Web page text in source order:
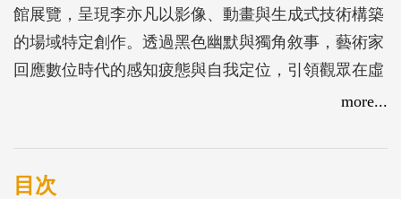
館展覽，呈現李亦凡以影像、動畫與生成式技術構築
的場域特定創作。透過黑色幽默與獨角敘事，藝術家
回應數位時代的感知疲態與自我定位，引領觀眾在虛
more...
目次